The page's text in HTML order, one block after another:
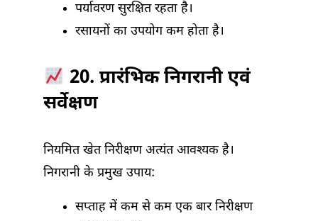
पर्यावरण सुरक्षित रहता है।
रसायनों का उपयोग कम होता है।
20. प्रारंभिक निगरानी एवं
सर्वेक्षण
नियमित खेत निरीक्षण अत्यंत आवश्यक है।
निगरानी के प्रमुख उपाय:
सप्ताह में कम से कम एक बार निरीक्षण